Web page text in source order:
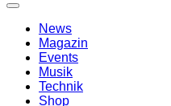
News
Magazin
Events
Musik
Technik
Shop